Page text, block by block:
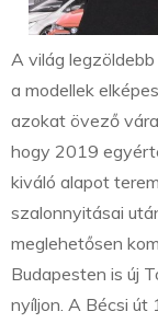
A világ
a modellek
azokat övező
hogy 2019
kiváló alapot
szalonnyitásai
meglehetősen
Budapesten is új
nyíljon. A Bécsi út